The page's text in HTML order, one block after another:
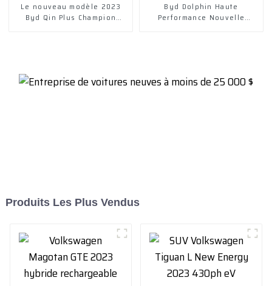
Le nouveau modèle 2023
Byd Qin Plus Champion
Byd Dolphin Haute
Performance Nouvelle
Produits Les Plus Vendus